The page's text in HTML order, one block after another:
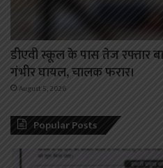
डीएवी स्कूल के पास तेज रफ्तार
गंभीर घायल, चालक फरार।
August 5, 2026
Popular Posts